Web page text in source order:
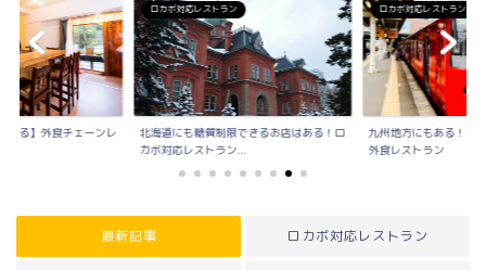
ける】外食チェーンレ
ロカボ対応レストラン
北海道にも糖質制限できるお店はある！ロ
カボ対応レストラン...
ロカボ対応レストラン
九州地方にもある！糖
外食レストラン
最新記事 ロカボ対応レストラン